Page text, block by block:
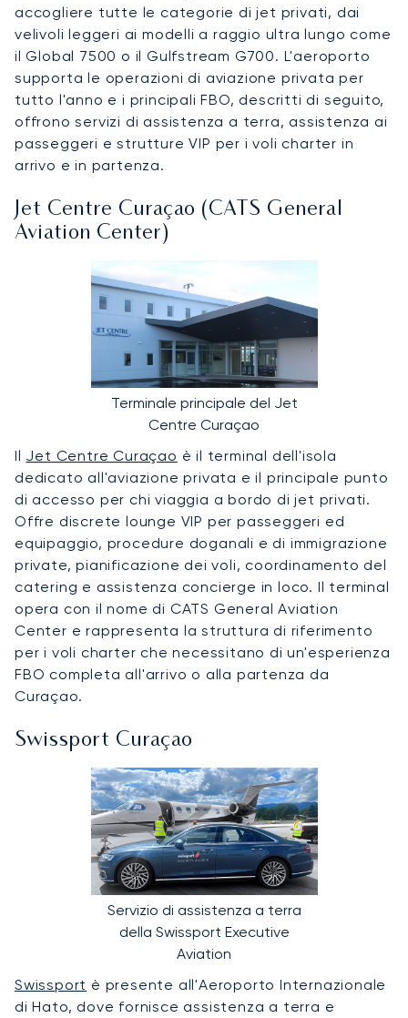
accogliere tutte le categorie di jet privati, dai
velivoli leggeri ai modelli a raggio ultra lungo come
il Global 7500 o il Gulfstream G700. L'aeroporto
supporta le operazioni di aviazione privata per
tutto l'anno e i principali FBO, descritti di seguito,
offrono servizi di assistenza a terra, assistenza ai
passeggeri e strutture VIP per i voli charter in
arrivo e in partenza.
Jet Centre Curaçao (CATS General
Aviation Center)
Terminale principale del Jet
Centre Curaçao
Il Jet Centre Curaçao è il terminal dell'isola
dedicato all'aviazione privata e il principale punto
di accesso per chi viaggia a bordo di jet privati.
Offre discrete lounge VIP per passeggeri ed
equipaggio, procedure doganali e di immigrazione
private, pianificazione dei voli, coordinamento del
catering e assistenza concierge in loco. Il terminal
opera con il nome di CATS General Aviation
Center e rappresenta la struttura di riferimento
per i voli charter che necessitano di un'esperienza
FBO completa all'arrivo o alla partenza da
Curaçao.
Swissport Curaçao
Servizio di assistenza a terra
della Swissport Executive
Aviation
Swissport è presente all'Aeroporto Internazionale
di Hato, dove fornisce assistenza a terra e